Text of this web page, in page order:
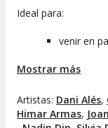
Ideal para:
venir en
afterwork
Varios cómicos en
Mostrar más
Artistas: Dani Alés,
Himar Armas,